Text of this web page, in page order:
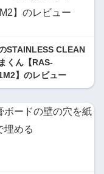
STAINLESS CLEAN
くん【RAS-
】のレビュー